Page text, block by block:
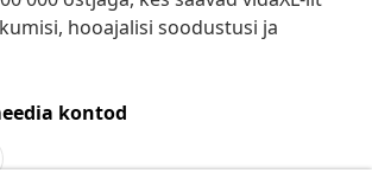
hooajalisi soodustusi ja
kontod